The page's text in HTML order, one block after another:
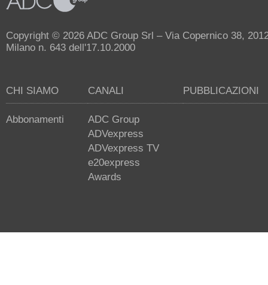
Copyright © 2026 ADC Group Srl – Via Copernico 38,
Milano n. 643 dell'17.10.2000
CHI SIAMO
Abbonamenti
CANALI
ADC Group
ADVexpress
ADVexpress TV
e20express
Awards
PUBBLICAZIONI